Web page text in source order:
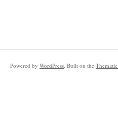
Powered by WordPress. Built on the